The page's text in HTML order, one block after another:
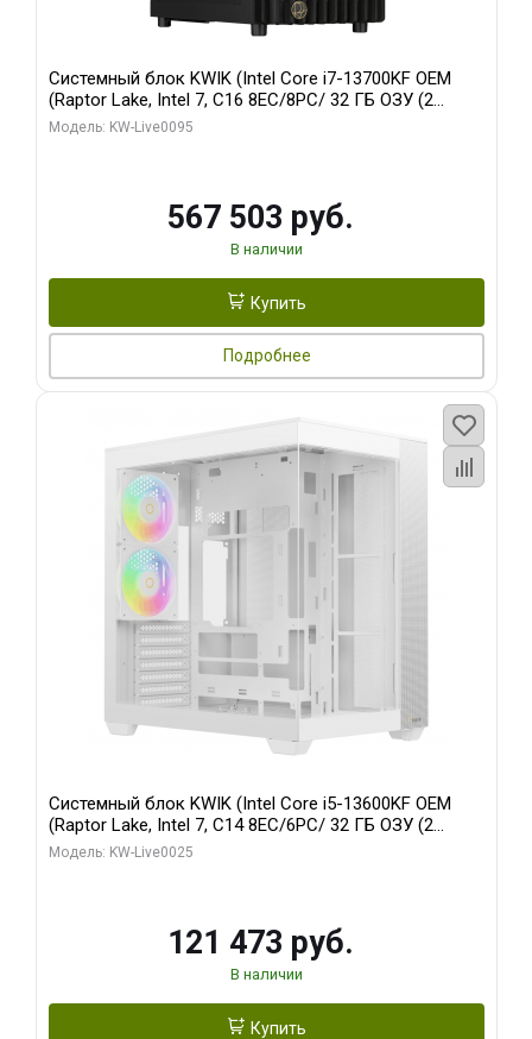
Системный блок KWIK (Intel Core i7-13700KF OEM
(Raptor Lake, Intel 7, C16 8EC/8PC/ 32 ГБ ОЗУ (2
модуля)/ Afox RTX4090 24GB GDDR6X 384-Bit 3xDP
Модель: KW-Live0095
567 503 руб.
В наличии
Купить
Подробнее
Системный блок KWIK (Intel Core i5-13600KF OEM
(Raptor Lake, Intel 7, C14 8EC/6PC/ 32 ГБ ОЗУ (2
модуля)/ Gigabyte RTX5060 WINDFORCE OC 8GB
Модель: KW-Live0025
121 473 руб.
В наличии
Купить